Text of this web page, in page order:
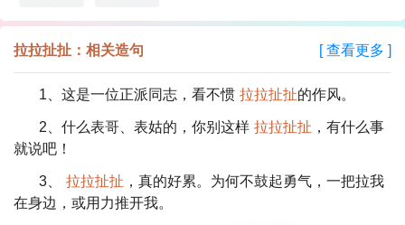
拉拉扯扯：相关造句 [ 查看更多 ]
1、这是一位正派同志，看不惯 拉拉扯扯的作风。
2、什么表哥、表姑的，你别这样 拉拉扯扯 ，有什么事
就说吧！
3、 拉拉扯扯 ，真的好累。为何不鼓起勇气，一把拉我
在身边，或用力推开我。